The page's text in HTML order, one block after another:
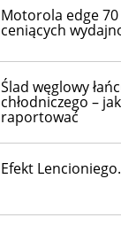
Motorola edge
ceniących
Ślad węglowy
chłodniczego –
raportować
Efekt Lencioniego.